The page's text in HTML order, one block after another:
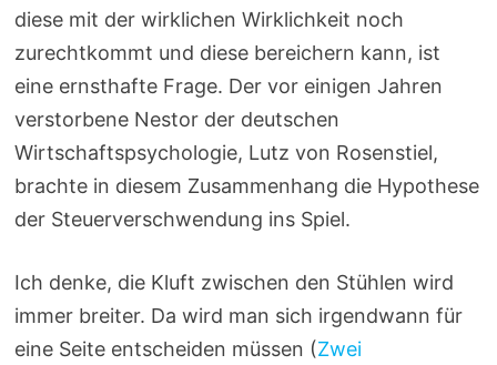
diese mit der wirklichen Wirklichkeit noch
zurechtkommt und diese bereichern kann, ist
eine ernsthafte Frage. Der vor einigen Jahren
verstorbene Nestor der deutschen
Wirtschaftspsychologie, Lutz von Rosenstiel,
brachte in diesem Zusammenhang die Hypothese
der Steuerverschwendung ins Spiel.
Ich denke, die Kluft zwischen den Stühlen wird
immer breiter. Da wird man sich irgendwann für
eine Seite entscheiden müssen (Zwei